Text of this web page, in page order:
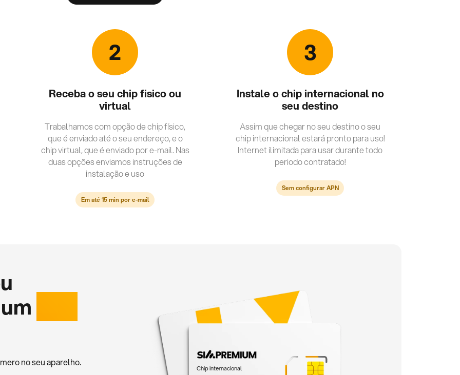
2
Receba o seu chip fisico ou
virtual
Trabalhamos com opção de chip físico,
que é enviado até o seu endereço, e o
chip virtual, que é enviado por e-mail. Nas
duas opções enviamos instruções de
instalação e uso
Em até 15 min por e-mail
3
Instale o chip internacional no
seu destino
Assim que chegar no seu destino o seu
chip internacional estará pronto para uso!
Internet ilimitada para usar durante todo
periodo contratado!
Sem configurar APN
no seu aparelho.
Chip internacional